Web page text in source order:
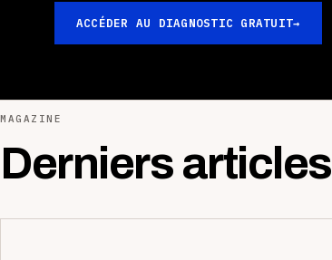
ACCÉDER AU DIAGNOSTIC GRATUIT→
MAGAZINE
Derniers articles